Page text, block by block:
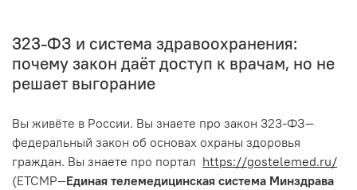
323-ФЗ и система здравоохранения:
почему закон даёт доступ к врачам, но не
решает выгорание
Вы живёте в России. Вы знаете про закон 323-ФЗ—
федеральный закон об основах охраны здоровья
граждан. Вы знаете про портал https://gostelemed.ru/
(ЕТСМР—Единая телемедицинская система Минздрава